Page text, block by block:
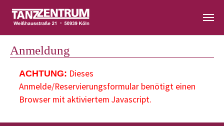
Anmeldung
ACHTUNG: Dieses
Anmelde/Reservierungsformular benötigt einen
Browser mit aktiviertem Javascript.